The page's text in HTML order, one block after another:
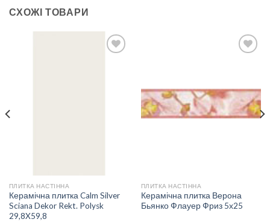
СХОЖІ ТОВАРИ
ПЛИТКА НАСТІННА
Керамічна плитка Calm Silver
Sciana Dekor Rekt. Polysk
29,8X59,8
ДО
СПИСКУ
БАЖАНЬ
ПЛИТКА НАСТІННА
Керамічна плитка Верона
Бьянко Флауер Фриз 5х25